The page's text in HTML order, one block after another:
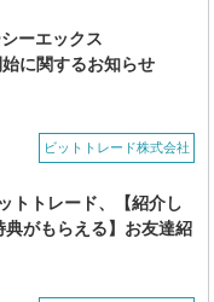
ーエックス
始に関するお知らせ
ビットトレード株式会社
トトレード、【紹介し
がもらえる】お友達紹